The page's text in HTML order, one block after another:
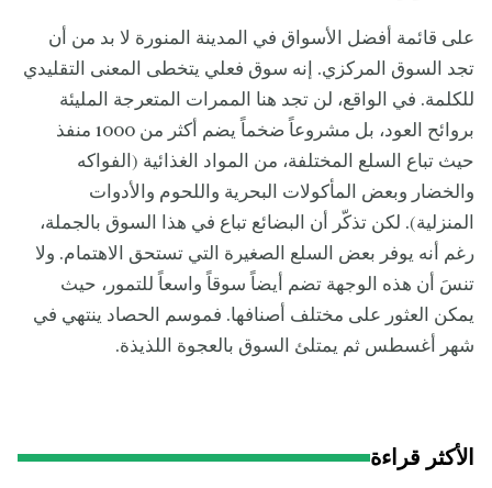
على قائمة أفضل الأسواق في المدينة المنورة لا بد من أن
تجد السوق المركزي. إنه سوق فعلي يتخطى المعنى التقليدي
للكلمة. في الواقع، لن تجد هنا الممرات المتعرجة المليئة
بروائح العود، بل مشروعاً ضخماً يضم أكثر من 1000 منفذ
حيث تباع السلع المختلفة، من المواد الغذائية (الفواكه
والخضار وبعض المأكولات البحرية واللحوم والأدوات
المنزلية). لكن تذكّر أن البضائع تباع في هذا السوق بالجملة،
رغم أنه يوفر بعض السلع الصغيرة التي تستحق الاهتمام. ولا
تنسَ أن هذه الوجهة تضم أيضاً سوقاً واسعاً للتمور، حيث
يمكن العثور على مختلف أصنافها. فموسم الحصاد ينتهي في
شهر أغسطس ثم يمتلئ السوق بالعجوة اللذيذة.
الأكثر قراءة